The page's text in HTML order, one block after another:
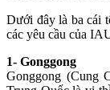
Dưới đây là ba cái
các yêu cầu của
1- Gonggong
Gonggong (Cung